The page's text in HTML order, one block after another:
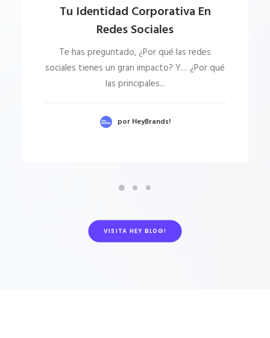
Tu Identidad Corporativa En
Redes Sociales
Te has preguntado, ¿Por qué las redes
sociales tienes un gran impacto? Y… ¿Por qué
las principales...
por HeyBrands!
VISITA HEY BLOG!